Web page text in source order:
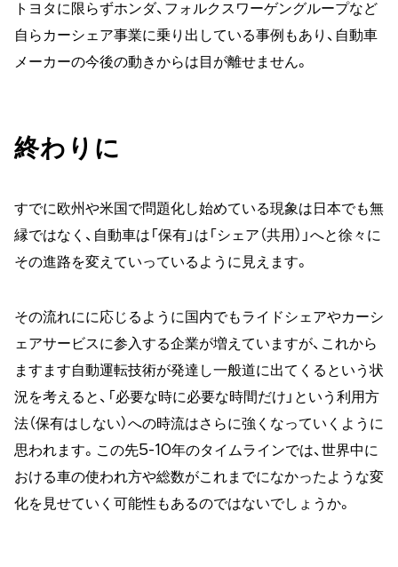
トヨタに限らずホンダ、フォルクスワーゲングループなど
自らカーシェア事業に乗り出している事例もあり、自動車
メーカーの今後の動きからは目が離せません。
終わりに
すでに欧州や米国で問題化し始めている現象は日本でも無
縁ではなく、自動車は「保有」は「シェア（共用）」へと徐々に
その進路を変えていっているように見えます。
その流れにに応じるように国内でもライドシェアやカーシ
ェアサービスに参入する企業が増えていますが、これから
ますます自動運転技術が発達し一般道に出てくるという状
況を考えると、「必要な時に必要な時間だけ」という利用方
法（保有はしない）への時流はさらに強くなっていくように
思われます。この先5-10年のタイムラインでは、世界中に
おける車の使われ方や総数がこれまでになかったような変
化を見せていく可能性もあるのではないでしょうか。